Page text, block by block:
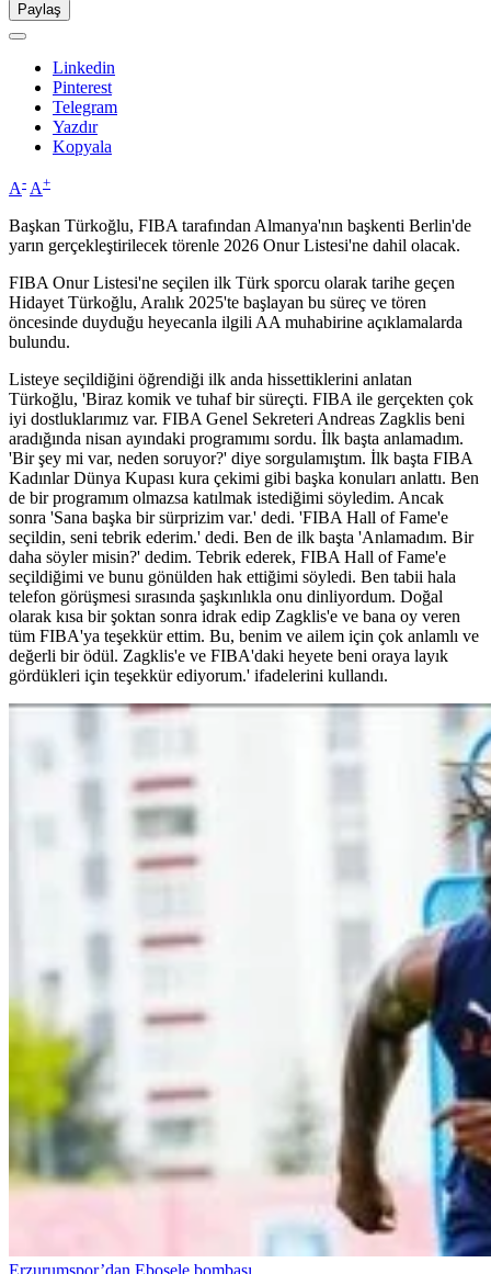
Paylaş
Linkedin
Pinterest
Telegram
Yazdır
Kopyala
A- A+
Başkan Türkoğlu, FIBA tarafından Almanya'nın başkenti Berlin'de
yarın gerçekleştirilecek törenle 2026 Onur Listesi'ne dahil olacak.
FIBA Onur Listesi'ne seçilen ilk Türk sporcu olarak tarihe geçen
Hidayet Türkoğlu, Aralık 2025'te başlayan bu süreç ve tören
öncesinde duyduğu heyecanla ilgili AA muhabirine açıklamalarda
bulundu.
Listeye seçildiğini öğrendiği ilk anda hissettiklerini anlatan
Türkoğlu, 'Biraz komik ve tuhaf bir süreçti. FIBA ile gerçekten çok
iyi dostluklarımız var. FIBA Genel Sekreteri Andreas Zagklis beni
aradığında nisan ayındaki programımı sordu. İlk başta anlamadım.
'Bir şey mi var, neden soruyor?' diye sorgulamıştım. İlk başta FIBA
Kadınlar Dünya Kupası kura çekimi gibi başka konuları anlattı. Ben
de bir programım olmazsa katılmak istediğimi söyledim. Ancak
sonra 'Sana başka bir sürprizim var.' dedi. 'FIBA Hall of Fame'e
seçildin, seni tebrik ederim.' dedi. Ben de ilk başta 'Anlamadım. Bir
daha söyler misin?' dedim. Tebrik ederek, FIBA Hall of Fame'e
seçildiğimi ve bunu gönülden hak ettiğimi söyledi. Ben tabii hala
telefon görüşmesi sırasında şaşkınlıkla onu dinliyordum. Doğal
olarak kısa bir şoktan sonra idrak edip Zagklis'e ve bana oy veren
tüm FIBA'ya teşekkür ettim. Bu, benim ve ailem için çok anlamlı ve
değerli bir ödül. Zagklis'e ve FIBA'daki heyete beni oraya layık
gördükleri için teşekkür ediyorum.' ifadelerini kullandı.